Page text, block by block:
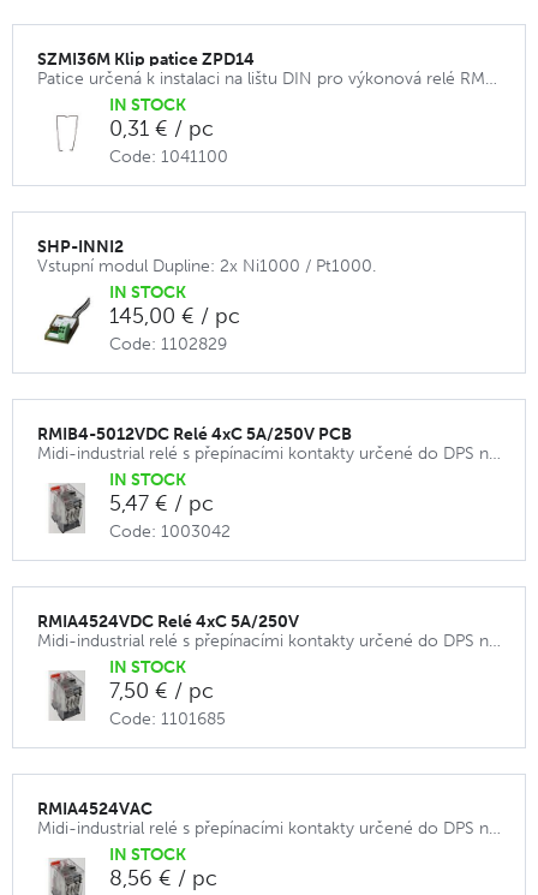
SZMI36M Klip patice ZPD14
Patice určená k instalaci na lištu DIN pro výkonová relé RMIA.
IN STOCK
0,31 € / pc
Code: 1041100
SHP-INNI2
Vstupní modul Dupline: 2x Ni1000 / Pt1000.
IN STOCK
145,00 € / pc
Code: 1102829
RMIB4-5012VDC Relé 4xC 5A/250V PCB
Midi-industrial relé s přepínacími kontakty určené do DPS nebo do patice.
IN STOCK
5,47 € / pc
Code: 1003042
RMIA4524VDC Relé 4xC 5A/250V
Midi-industrial relé s přepínacími kontakty určené do DPS nebo do patice.
IN STOCK
7,50 € / pc
Code: 1101685
RMIA4524VAC
Midi-industrial relé s přepínacími kontakty určené do DPS nebo do patice.
IN STOCK
8,56 € / pc